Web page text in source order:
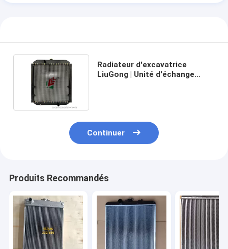
Radiateur d'excavatrice
LiuGong | Unité d'échange
Continuer
Produits Recommandés